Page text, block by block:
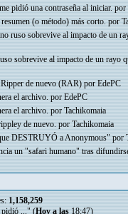
pidió una contraseña al iniciar. por
(o método) más corto. por
ruso sobrevive al impacto de un
sobrevive al impacto de un rayo
de nuevo (RAR) por EdePC
el archivo. por EdePC
el archivo. por Tachikomaia
de nuevo. por Tachikomaia
DESTRUYÓ a Anonymous" por
un "safari humano" tras
1,158,259
pidió ..." (Hoy a las 18:47)